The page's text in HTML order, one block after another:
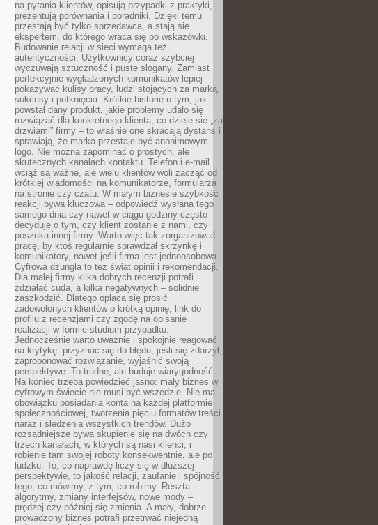
na pytania klientów, opisują przypadki z praktyki,
prezentują porównania i poradniki. Dzięki temu
przestają być tylko sprzedawcą, a stają się
ekspertem, do którego wraca się po wskazówki.
Budowanie relacji w sieci wymaga też
autentyczności. Użytkownicy coraz szybciej
wyczuwają sztuczność i puste slogany. Zamiast
perfekcyjnie wygładzonych komunikatów lepiej
pokazywać kulisy pracy, ludzi stojących za marką,
sukcesy i potknięcia. Krótkie historie o tym, jak
powstał dany produkt, jakie problemy udało się
rozwiązać dla konkretnego klienta, co dzieje się „za
drzwiami” firmy – to właśnie one skracają dystans i
sprawiają, że marka przestaje być anonimowym
logo. Nie można zapominać o prostych, ale
skutecznych kanałach kontaktu. Telefon i e-mail
wciąż są ważne, ale wielu klientów woli zacząć od
krótkiej wiadomości na komunikatorze, formularza
na stronie czy czatu. W małym biznesie szybkość
reakcji bywa kluczowa – odpowiedź wysłana tego
samego dnia czy nawet w ciągu godziny często
decyduje o tym, czy klient zostanie z nami, czy
poszuka innej firmy. Warto więc tak zorganizować
pracę, by ktoś regularnie sprawdzał skrzynkę i
komunikatory, nawet jeśli firma jest jednoosobowa.
Cyfrowa dżungla to też świat opinii i rekomendacji.
Dla małej firmy kilka dobrych recenzji potrafi
zdziałać cuda, a kilka negatywnych – solidnie
zaszkodzić. Dlatego opłaca się prosić
zadowolonych klientów o krótką opinię, link do
profilu z recenzjami czy zgodę na opisanie
realizacji w formie studium przypadku.
Jednocześnie warto uważnie i spokojnie reagować
na krytykę: przyznać się do błędu, jeśli się zdarzył,
zaproponować rozwiązanie, wyjaśnić swoją
perspektywę. To trudne, ale buduje wiarygodność.
Na koniec trzeba powiedzieć jasno: mały biznes w
cyfrowym świecie nie musi być wszędzie. Nie ma
obowiązku posiadania konta na każdej platformie
społecznościowej, tworzenia pięciu formatów treści
naraz i śledzenia wszystkich trendów. Dużo
rozsądniejsze bywa skupienie się na dwóch czy
trzech kanałach, w których są nasi klienci, i
robienie tam swojej roboty konsekwentnie, ale po
ludzku. To, co naprawdę liczy się w dłuższej
perspektywie, to jakość relacji, zaufanie i spójność
tego, co mówimy, z tym, co robimy. Reszta –
algorytmy, zmiany interfejsów, nowe mody –
prędzej czy później się zmienia. A mały, dobrze
prowadzony biznes potrafi przetrwać niejedną